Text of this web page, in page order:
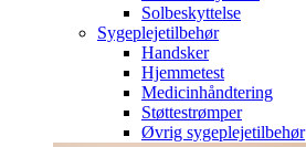
Solbeskyttelse
Sygeplejetilbehør
Handsker
Hjemmetest
Medicinhåndtering
Støttestrømper
Øvrig sygeplejetilbehør